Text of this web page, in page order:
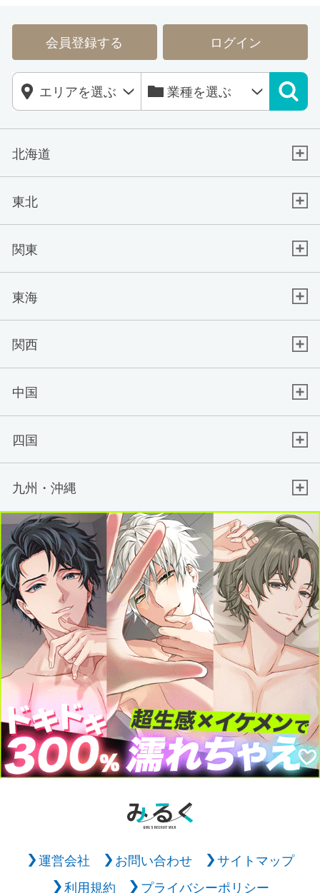
会員登録する ログイン
北海道
東北
関東
東海
関西
中国
四国
九州・沖縄
運営会社 お問い合わせ
サイトマップ
利用規約
プライバシーポリシー